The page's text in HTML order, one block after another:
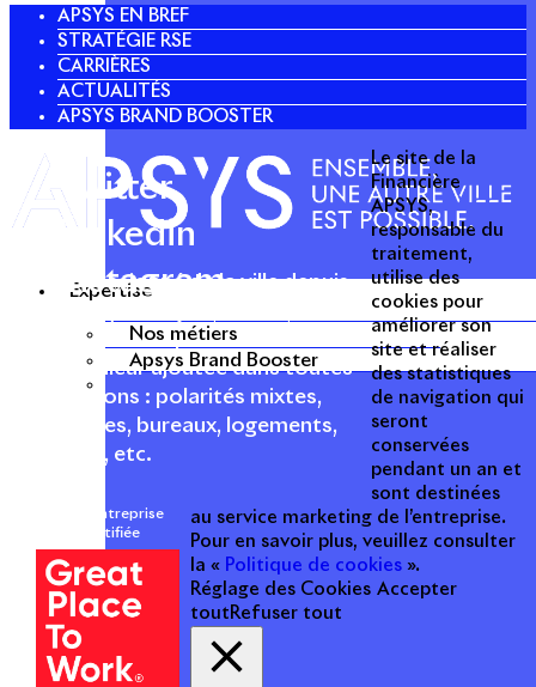
Expertise
Nos métiers
Apsys Brand Booster
APSYS EN BREF
STRATÉGIE RSE
CARRIÈRES
ACTUALITÉS
APSYS BRAND BOOSTER
Acteur passionné de la ville depuis
et valorise des opérations urbaines
à forte valeur ajoutée dans toutes
les fonctions : polarités mixtes,
commerces, bureaux, logements,
hôtellerie, etc.
Une entreprise
certifiée
Twitter
Linkedin
Instagram
Le site de la
Financière
APSYS,
responsable du
traitement,
utilise des
cookies pour
améliorer son
site et réaliser
des statistiques
de navigation qui
seront
conservées
pendant un an et
sont destinées
au service marketing de l’entreprise.
Pour en savoir plus, veuillez consulter
la « Politique de cookies ».
Réglage des Cookies Accepter
tout Refuser tout